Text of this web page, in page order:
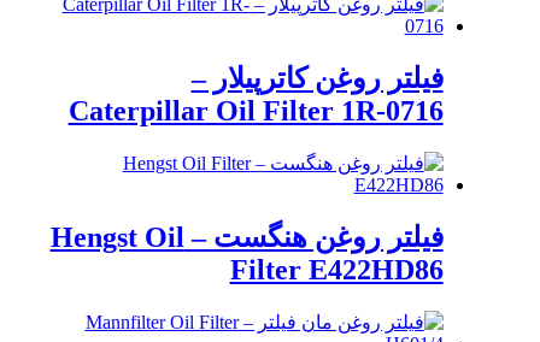
فیلتر روغن کاترپیلار –
Caterpillar Oil Filter 1R-0716
فیلتر روغن هنگست – Hengst Oil
Filter E422HD86